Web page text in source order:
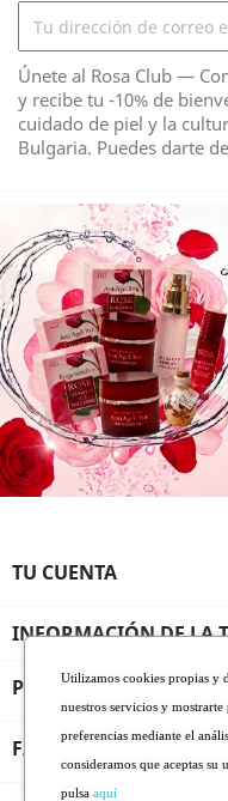
Únete al Rosa Club —
y recibe tu -10% de
cuidado de piel y la
Bulgaria. Puedes darte
TU CUENTA
INFORMACIÓN DE LA
PRODUCTOS
FARMALINEA ROSA
Utilizamos cookies propias y
nuestros servicios y
preferencias mediante el
consideramos que aceptas su
pulsa aquí